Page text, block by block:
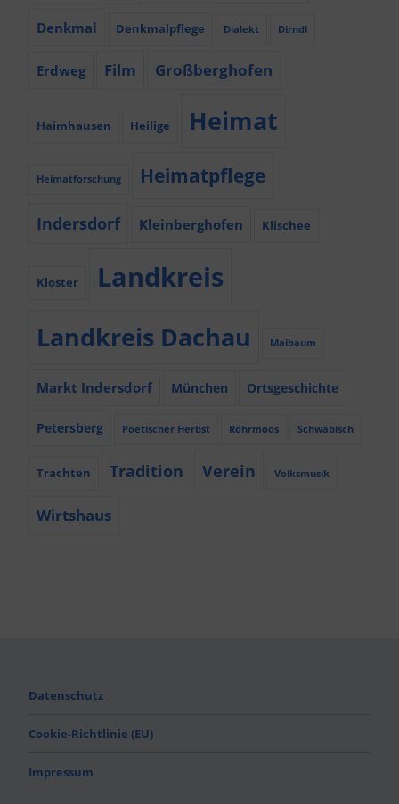
Denkmal Denkmalpflege Dialekt Dirndl
Erdweg Film Großberghofen
Haimhausen Heilige Heimat
Heimatforschung Heimatpflege
Indersdorf Kleinberghofen Klischee
Kloster Landkreis
Landkreis Dachau Maibaum
Markt Indersdorf München Ortsgeschichte
Petersberg Poetischer Herbst Röhrmoos Schwäbisch
Trachten Tradition Verein Volksmusik
Wirtshaus
Datenschutz
Cookie-Richtlinie (EU)
Impressum